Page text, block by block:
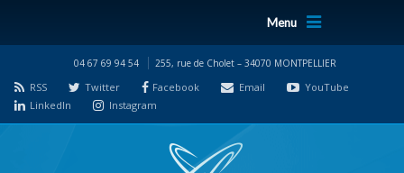
Menu
04 67 69 94 54 255, rue de Cholet – 34070 MONTPELLIER
RSS Twitter Facebook Email
YouTube
LinkedIn
Instagram